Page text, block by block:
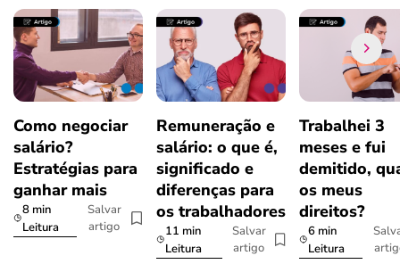
Como negociar
salário?
Estratégias para
ganhar mais
8 min
Leitura
Salvar
artigo
Remuneração e
salário: o que é,
significado e
diferenças para
os trabalhadores
11 min
Leitura
Salvar
artigo
Trabalhei 3
meses e fui
demitido,
os meus
direitos?
6 min
Leitura